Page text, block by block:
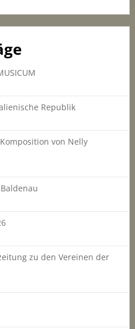
Republik
von Nelly
zu den Vereinen der